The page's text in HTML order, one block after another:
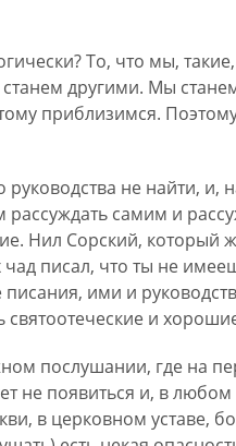
То, что мы,
другими. Мы
приблизимся.
не найти, и,
самим и
Нил Сорский,
писал, что ты не
писания, ими и
и
послушании, где на
не появиться и, в
в церковном уставе,